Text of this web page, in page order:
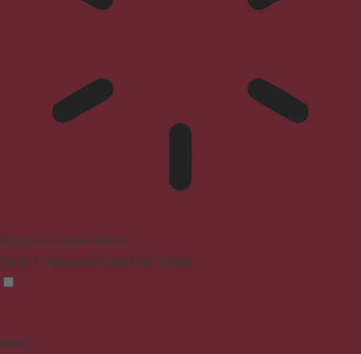
Epilepsie-sicherer Modus
Dämpft Farben und stoppt das Blinken
Inhalt